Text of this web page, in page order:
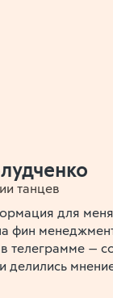
танцев
для
фин
телеграмме —
делились